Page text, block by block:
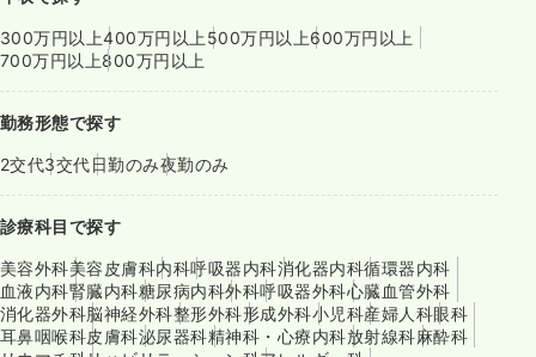
300万円以上400万円以上 500万円以上600万円以上
700万円以上800万円以上
勤務形態で探す
2交代3交代日勤のみ夜勤のみ
診療科目で探す
美容外科美容皮膚科内科呼吸器内科消化器内科循環器内科
血液内科腎臓内科糖尿病内科外科呼吸器外科心臓血管外科
消化器外科脳神経外科整形外科形成外科小児科産婦人科眼科
耳鼻咽喉科皮膚科泌尿器科精神科・心療内科放射線科麻酔科